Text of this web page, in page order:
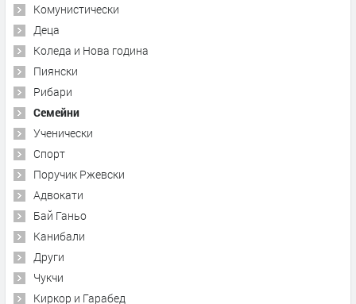
Комунистически
Деца
Коледа и Нова година
Пиянски
Рибари
Семейни
Ученически
Спорт
Поручик Ржевски
Адвокати
Бай Ганьо
Канибали
Други
Чукчи
Киркор и Гарабед